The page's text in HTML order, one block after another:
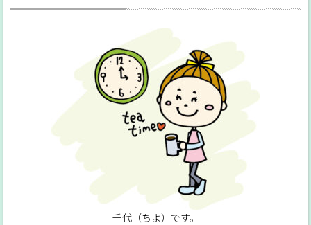
千代（ちよ）です。